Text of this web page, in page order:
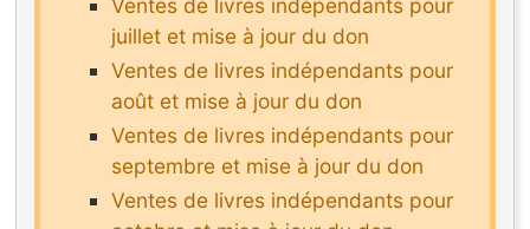
Ventes de livres indépendants pour
juillet et mise à jour du don
Ventes de livres indépendants pour
août et mise à jour du don
Ventes de livres indépendants pour
septembre et mise à jour du don
Ventes de livres indépendants pour